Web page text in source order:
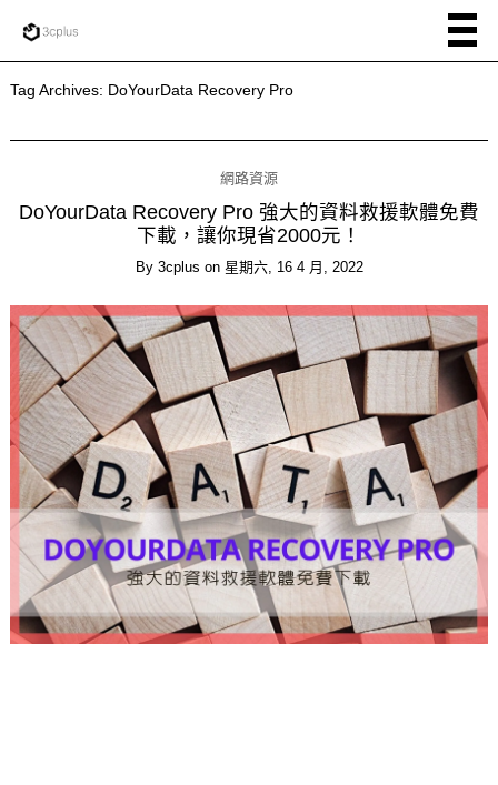
Tag Archives: DoYourData Recovery Pro
網路資源
DoYourData Recovery Pro 強大的資料救援軟體免費
下載，讓你現省2000元！
By 3cplus on 星期六, 16 4 月, 2022